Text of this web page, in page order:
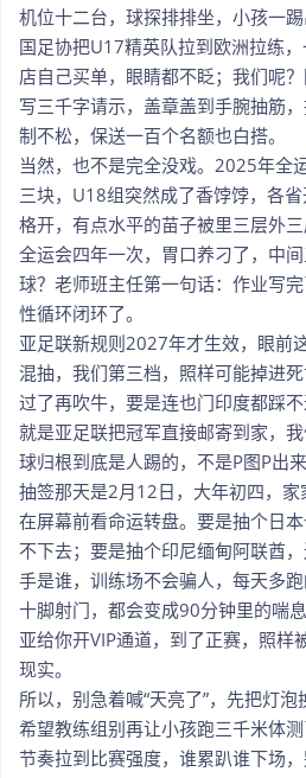
机位十二台，球探排排坐，小孩一
国足协把U17精英队拉到欧洲拉练
店自己买单，眼睛都不眨；我们呢
写三千字请示，盖章盖到手腕抽筋
制不松，保送一百个名额也白搭。
当然，也不是完全没戏。2025年全
三块，U18组突然成了香饽饽，各
格开，有点水平的苗子被里三层外
全运会四年一次，胃口养刁了，中
球？老师班主任第一句话：作业写
性循环闭环了。
亚足联新规则2027年才生效，眼前
混抽，我们第三档，照样可能掉进
过了再吹牛，要是连也门印度都踩不
就是亚足联把冠军直接邮寄到家，
球归根到底是人踢的，不是P图P出来
抽签那天是2月12日，大年初四，
在屏幕前看命运转盘。要是抽个日
不下去；要是抽个印尼缅甸阿联酋
手是谁，训练场不会骗人，每天多
十脚射门，都会变成90分钟里的喘
亚给你开VIP通道，到了正赛，照样
现实。
所以，别急着喊“天亮了”，先把灯泡
希望教练组别再让小孩跑三千米体
节奏拉到比赛强度，谁累趴谁下场